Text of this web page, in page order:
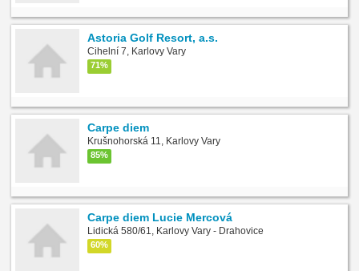
Astoria Golf Resort, a.s.
Cihelní 7, Karlovy Vary
71%
Carpe diem
Krušnohorská 11, Karlovy Vary
85%
Carpe diem Lucie Mercová
Lidická 580/61, Karlovy Vary - Drahovice
60%